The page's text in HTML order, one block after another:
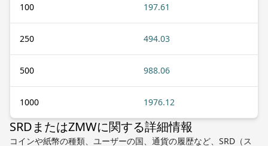
100 197.61
250 494.03
500 988.06
1000 1976.12
SRDまたはZMWに関する詳細情報
コインや紙幣の種類、ユーザーの国、通貨の履歴など、SRD（ス